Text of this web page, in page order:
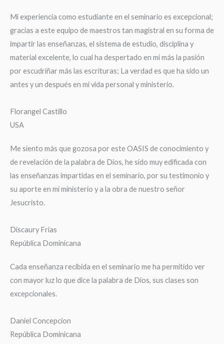
Mi experiencia como estudiante en el seminario es excepcional;
gracias a este equipo de maestros tan magistral en su forma de
impartir las enseñanzas, el sistema de estudio, disciplina y
material excelente, lo cual ha despertado en mí más la pasión
por escudriñar más las escrituras; La verdad es que ha sido un
antes y un después en mi vida personal y ministerio.
Florangel Castillo
USA
Me siento más que gozosa por este OASIS de conocimiento y
de revelación de la palabra de Dios, he sido muy edificada con
las enseñanzas impartidas en el seminario, por su testimonio y
su aporte en mi ministerio y a la obra de nuestro señor
Jesucristo.
Discaury Frias
República Dominicana
Cada enseñanza recibida en el seminario me ha permitido ver
con mayor luz lo que dice la palabra de Dios, sus clases son
excepcionales.
Daniel Concepcion
República Dominicana